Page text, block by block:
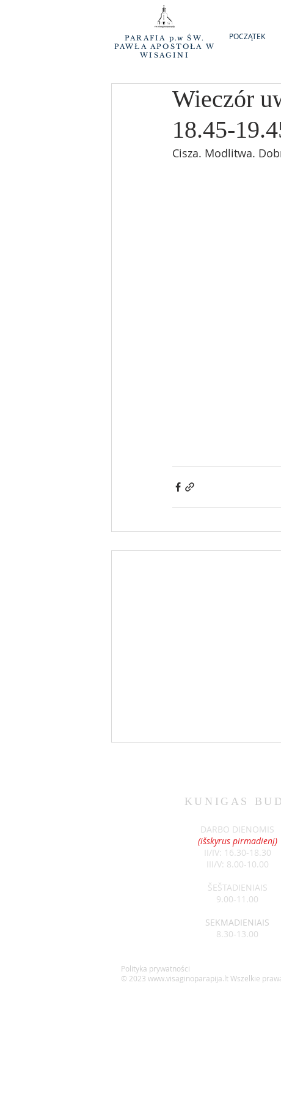
PARAFIA p.w ŚW.
PAWŁA APOSTOŁA W
WISAGINI
POCZĄTEK
Wieczór
18.45-
Cisza. Modlitwa.
OGŁOSZENIA 07-12
KUNIGAS
DARBO DIENOMIS
(išskyrus pirmadienį)
II/IV: 16.30-18.30
III/V: 8.00-10.00
ŠEŠTADIENIAIS
9.00-11.00
SEKMADIENIAIS
8.30-13.00
Polityka prywatności
© 2023 www.visaginoparapija.ltWszelkie